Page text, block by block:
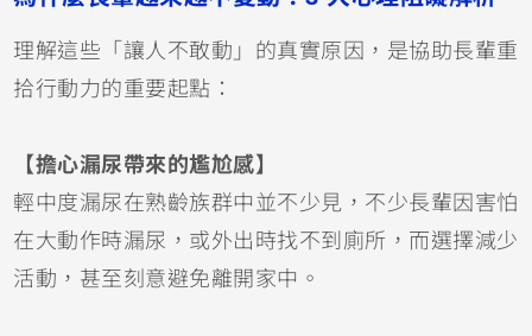
理解這些「讓人不敢動」的真實原因，是協助長輩重
拾行動力的重要起點：
【擔心漏尿帶來的尷尬感】
輕中度漏尿在熟齡族群中並不少見，不少長輩因害怕
在大動作時漏尿，或外出時找不到廁所，而選擇減少
活動，甚至刻意避免離開家中。